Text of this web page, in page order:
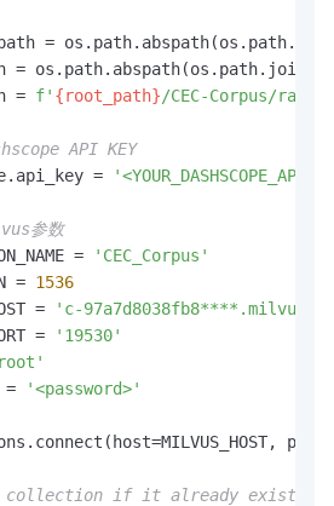
=
=
=
f' {root_path}/CEC-Corpus/raw
API KEY
=
参数
=
'CEC_Corpus'
=
1536
=
'c-
=
'19530'
=
'<password>'
collection if it already exists